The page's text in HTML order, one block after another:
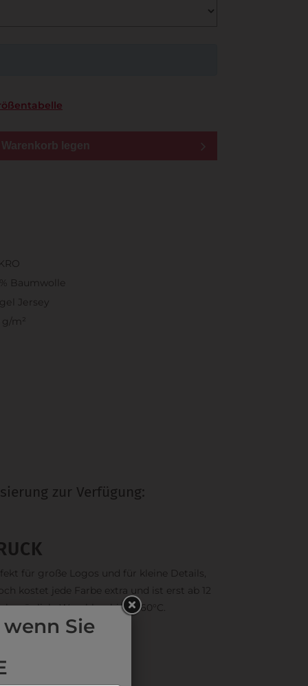
Warenkorb legen
Baumwolle
Jersey
g/m²
zur Verfügung:
für große Logos und für kleine Details,
kostet jede Farbe extra und ist erst ab 12
möglich. Waschbar bis zu 60°C.
Sie